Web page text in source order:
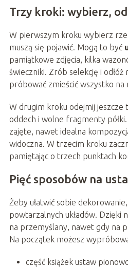
Trzy kroki: wybierz,
W pierwszym kroku wybierz
muszą się pojawić. Mogą to być
pamiątkowe zdjęcia, kilka
świeczniki. Zrób selekcję i
próbować zmieścić wszystko na
W drugim kroku odejmij jeszcze
oddech i wolne fragmenty
zajęte, nawet idealna
widoczna. W trzecim kroku
pamiętając o trzech punktach
Pięć sposobów na
Żeby ułatwić sobie
powtarzalnych układów. Dzięki
na przemyślany, nawet gdy na
Na początek możesz
część książek ustaw